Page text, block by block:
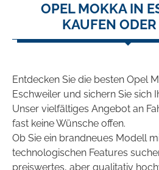
OPEL MOKKA IN
KAUFEN
Entdecken Sie die besten Opel
Eschweiler und sichern Sie sich
Unser vielfältiges Angebot an
fast keine Wünsche offen.
Ob Sie ein brandneues Modell
technologischen Features
preiswertes, aber qualitativ